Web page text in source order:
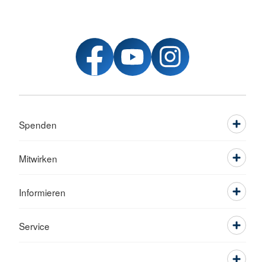
Spenden
Mitwirken
Informieren
Service